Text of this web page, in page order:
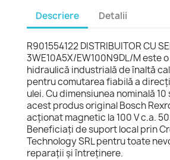
Descriere Detalii
R901554122 DISTRIBUITOR CU
3WE10A5X/EW100N9DL/M este
hidraulică industrială de înaltă
pentru comutarea fiabilă a
ulei. Cu dimensiunea nominală 10
acest produs original Bosch
acționat magnetic la 100 V c.a.
Beneficiați de suport local prin
Technology SRL pentru toate
reparații și întreținere.